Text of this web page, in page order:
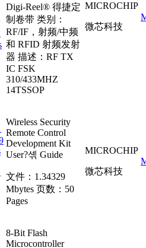
Digi-Reel® 得捷定
制卷带 类别：
RF/IF，射频/中频
和 RFID 射频发射
器 描述：RF TX
IC FSK
310/433MHZ
14TSSOP
MICROCHIP
微芯科技
Wireless Security
Remote Control
Development Kit
User?셲 Guide
文件： 1.34329
Mbytes 页数： 50
Pages
MICROCHIP
微芯科技
8-Bit Flash
Microcontroller